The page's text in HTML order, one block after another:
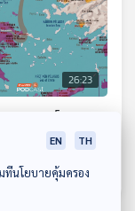
26:23
มหากาพย์ Iliad
จากศึกชิงนาง
EN TH
ที่นโยบายคุ้มครอง